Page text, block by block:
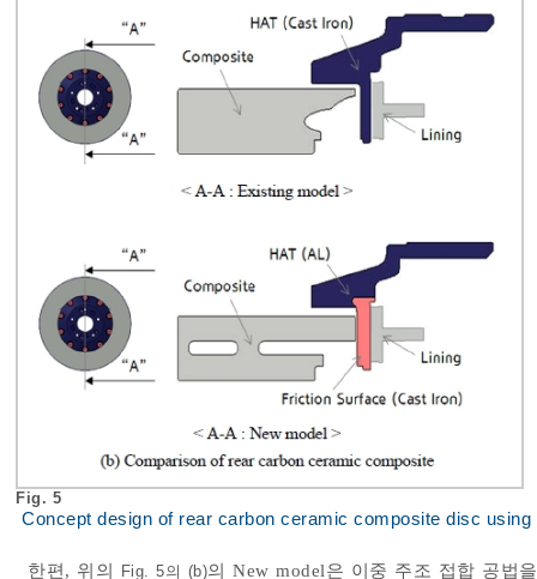
Fig. 5
Concept design of rear carbon ceramic composite disc
한편, 위의 Fig. 5의 (b)의 New model은 이중 주조 접합 공법